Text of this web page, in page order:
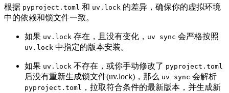
根据 pyproject.toml 和 uv.lock 的差异，确保你的虚拟环境
中的依赖和锁文件一致。
如果 uv.lock 存在，且没有变化， uv sync 会严格按照
uv.lock 中指定的版本安装。
如果 uv.lock 不存在，或你手动修改了 pyproject.toml
后没有重新生成锁文件(uv.lock)，那么 uv sync 会解析
pyproject.toml ，拉取符合条件的最新版本，并生成新